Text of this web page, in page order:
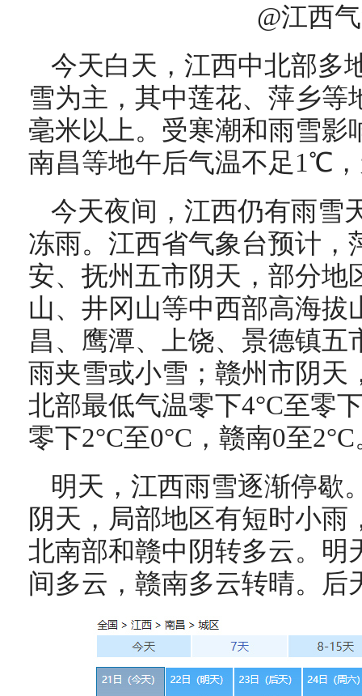
@江西
今天白天，江西中北部多
雪为主，其中莲花、萍乡等
毫米以上。受寒潮和雨雪影
南昌等地午后气温不足1℃
今天夜间，江西仍有雨雪
冻雨。江西省气象台预计，
安、抚州五市阴天，部分地
山、井冈山等中西部高海拔
昌、鹰潭、上饶、景德镇
雨夹雪或小雪；赣州市阴天
北部最低气温零下4°C至零
零下2°C至0°C，赣南0至2°C
明天，江西雨雪逐渐停歇
阴天，局部地区有短时小
北南部和赣中阴转多云。明
间多云，赣南多云转晴。后